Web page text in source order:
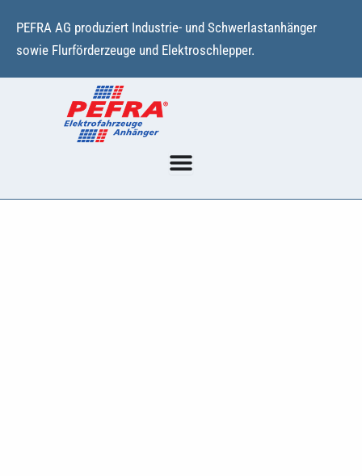
Inhalt
springen
PEFRA AG produziert Industrie- und Schwerlastanhänger
sowie Flurförderzeuge und Elektroschlepper.